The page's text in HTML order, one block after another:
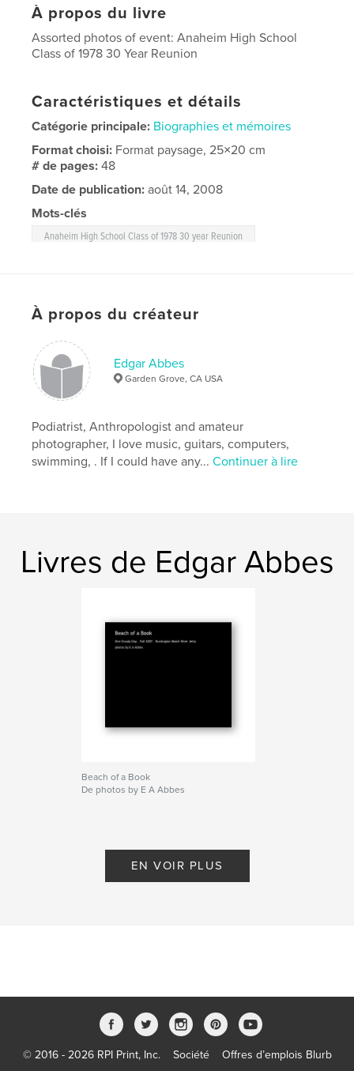
À propos du livre
Assorted photos of event: Anaheim High School
Class of 1978 30 Year Reunion
Caractéristiques et détails
Catégorie principale: Biographies et mémoires
Format choisi: Format paysage, 25×20 cm
# de pages:48
Date de publication: août 14, 2008
Mots-clés
Anaheim High School Class of 1978 30 year Reunion
À propos du créateur
Edgar Abbes
Garden Grove, CA USA
Podiatrist, Anthropologist and amateur
photographer, I love music, guitars, computers,
swimming, . If I could have any...Continuer à lire
Livres de Edgar Abbes
Beach of a Book
De photos by E A Abbes
EN VOIR PLUS
© 2016 - 2026 RPI Print, Inc. Société Offres d’emplois Blurb